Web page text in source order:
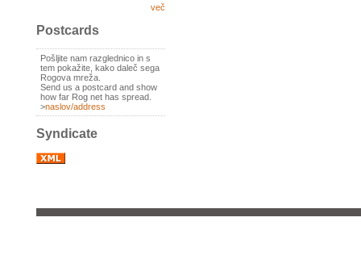
več
Postcards
Pošljite nam razglednico in s
tem pokažite, kako daleč sega
Rogova mreža.
Send us a postcard and show
how far Rog net has spread.
>naslov/address
Syndicate